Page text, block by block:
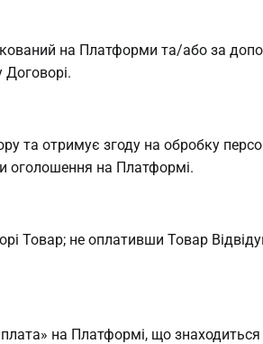
на Платформи та/або за
Договорі.
та отримує згоду на обробку
оголошення на Платформі.
Товар; не оплативши Товар
на Платформі, що